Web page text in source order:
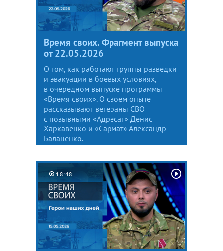
Время своих. Фрагмент выпуска
от 22.05.2026
О том, как работают группы разведки
и эвакуации в боевых условиях,
в очередном выпуске программы
«Время своих». О своем опыте
рассказывают ветераны СВО
с позывными «Адресат» Денис
Харкавенко и «Сармат» Александр
Баланенко.
18:48